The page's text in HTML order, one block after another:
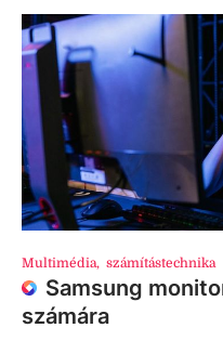
Multimédia, számítástechnika
Samsung
számára